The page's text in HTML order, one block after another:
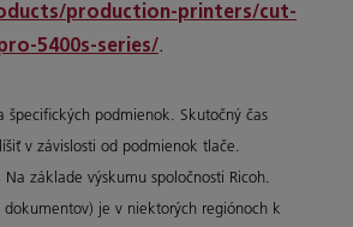
production-printers/cut-
5400s-series/.
špecifických podmienok. Skutočný čas
v závislosti od podmienok tlače.
základe výskumu spoločnosti Ricoh.
je v niektorých regiónoch k